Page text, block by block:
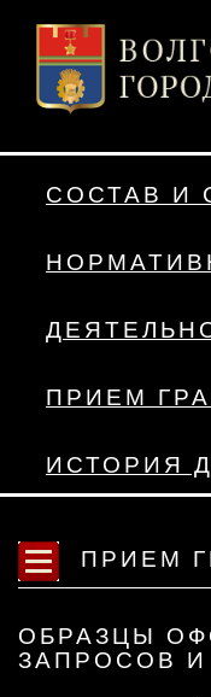
СОСТАВ И
ПРИЕМ
ИСТОРИЯ
ПРИЕМ
ОБРАЗЦЫ
ЗАПРОСОВ